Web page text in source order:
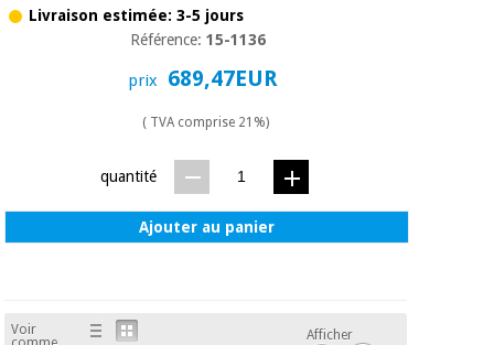
Livraison estimée: 3-5 jours
Référence:15-1136
prix 689,47EUR
( TVA comprise 21%)
quantité
Ajouter au panier
Voir
Afficher